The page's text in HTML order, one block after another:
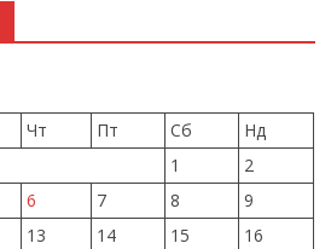
Чт Пт Сб
Нд
1
2
6 7 8
9
13 14 15
16